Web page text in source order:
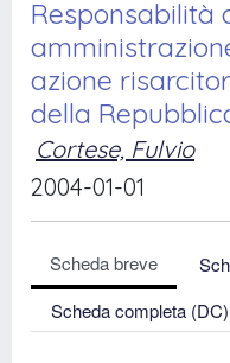
Responsabilità
azione
della
Cortese, Fulvio
2004-01-01
Scheda breve
Scheda completa (DC)